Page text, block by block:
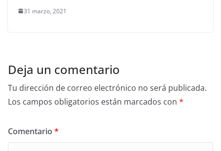
31 marzo, 2021
Deja un comentario
Tu dirección de correo electrónico no será publicada.
Los campos obligatorios están marcados con *
Comentario *